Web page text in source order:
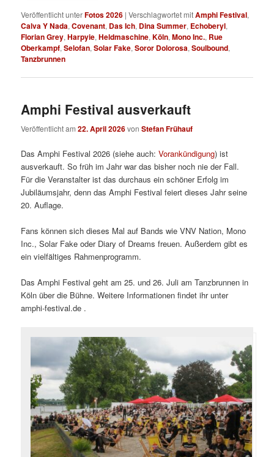
Veröffentlicht unterFotos 2026 |Verschlagwortet mitAmphi Festival,
Calva Y Nada,Covenant, Das Ich, Dina Summer, Echoberyl,
Florian Grey,Harpyie,Heldmaschine,Köln,Mono Inc., Rue
Oberkampf,Selofan,Solar Fake,Soror Dolorosa,Soulbound,
Tanzbrunnen
Amphi Festival ausverkauft
Veröffentlicht am22. April 2026vonStefan Frühauf
Das Amphi Festival 2026 (siehe auch:Vorankündigung) ist
ausverkauft. So früh im Jahr war das bisher noch nie der Fall.
Für die Veranstalter ist das durchaus ein schöner Erfolg im
Jubiläumsjahr, denn das Amphi Festival feiert dieses Jahr seine
20. Auflage.
Fans können sich dieses Mal auf Bands wie VNV Nation, Mono
Inc., Solar Fake oder Diary of Dreams freuen. Außerdem gibt es
ein vielfältiges Rahmenprogramm.
Das Amphi Festival geht am 25. und 26. Juli am Tanzbrunnen in
Köln über die Bühne. Weitere Informationen findet ihr unter
amphi-festival.de .